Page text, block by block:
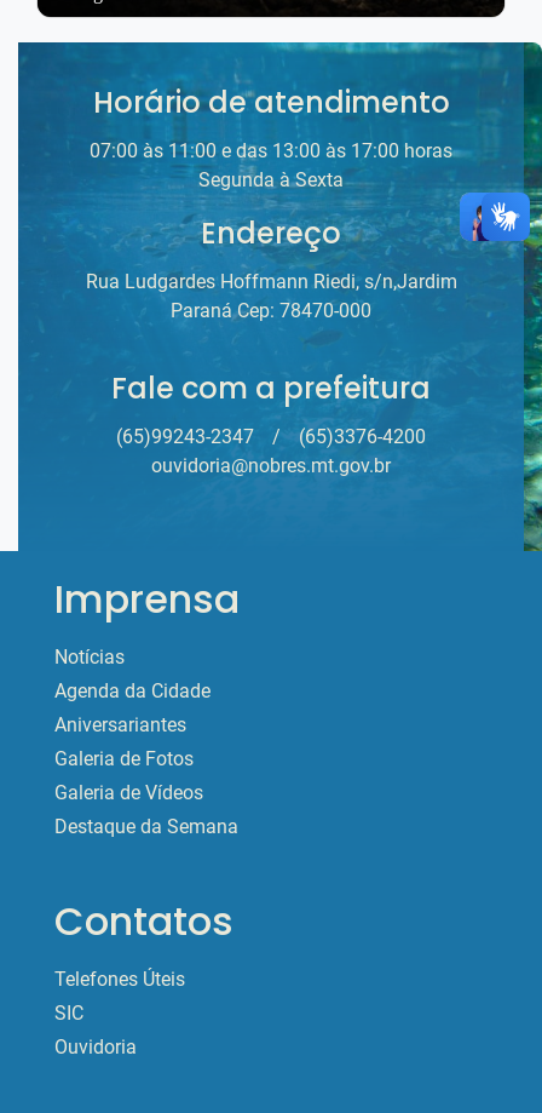
Horário de atendimento
07:00 às 11:00 e das 13:00 às 17:00 horas
Segunda à Sexta
Endereço
Rua Ludgardes Hoffmann Riedi, s/n,Jardim
Paraná Cep: 78470-000
Fale com a prefeitura
(65)99243-2347 /
(65)3376-4200
ouvidoria@nobres.mt.gov.br
Imprensa
Notícias
Agenda da Cidade
Aniversariantes
Galeria de Fotos
Galeria de Vídeos
Destaque da Semana
Contatos
Telefones Úteis
SIC
Ouvidoria